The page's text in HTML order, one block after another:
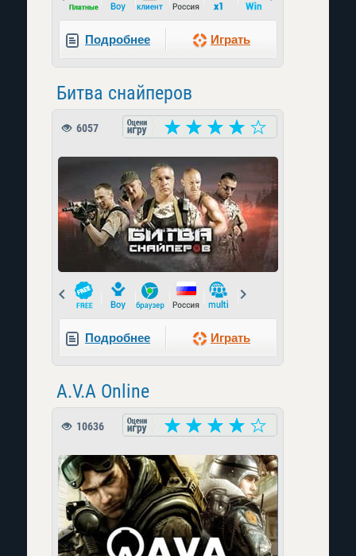
Подробнее Играть
Битва снайперов
6057
Prev
Подробнее Играть
A.V.A Online
10636